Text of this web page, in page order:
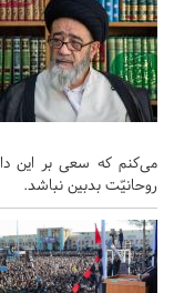
می‌کنم که سعی بر این
روحانیّت بدبین نباشد.